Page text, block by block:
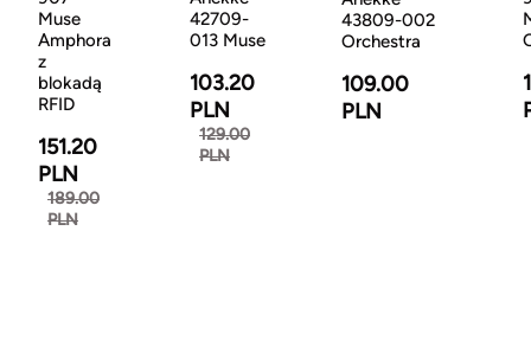
Muse
Amphora
z
blokadą
RFID
151.20
PLN
189.00
PLN
42709-
013 Muse
103.20
PLN
129.00
PLN
43809-002
Orchestra
109.00
PLN